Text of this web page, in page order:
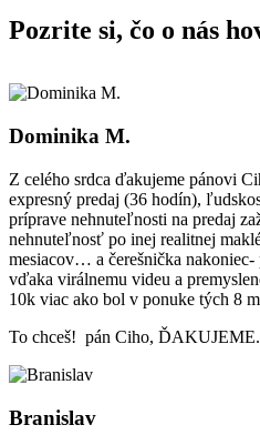
Pozrite si, čo o nás
Dominika M.
Z celého srdca ďakujeme pánovi
expresný predaj (36 hodín),
príprave nehnuteľnosti na predaj
nehnuteľnosť po inej realitnej
mesiacov… a čerešnička nakoniec-
vďaka virálnemu videu a
10k viac ako bol v ponuke tých 8
To chceš! pán Ciho, ĎAKUJEME.
Branislav